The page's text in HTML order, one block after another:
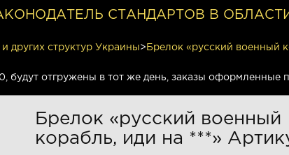
СТАНДАРТОВ В
других структур Украины> Брелок «русский военный
будут отгружены в тот же день, заказы
Брелок «русский военный
корабль, иди на ***»